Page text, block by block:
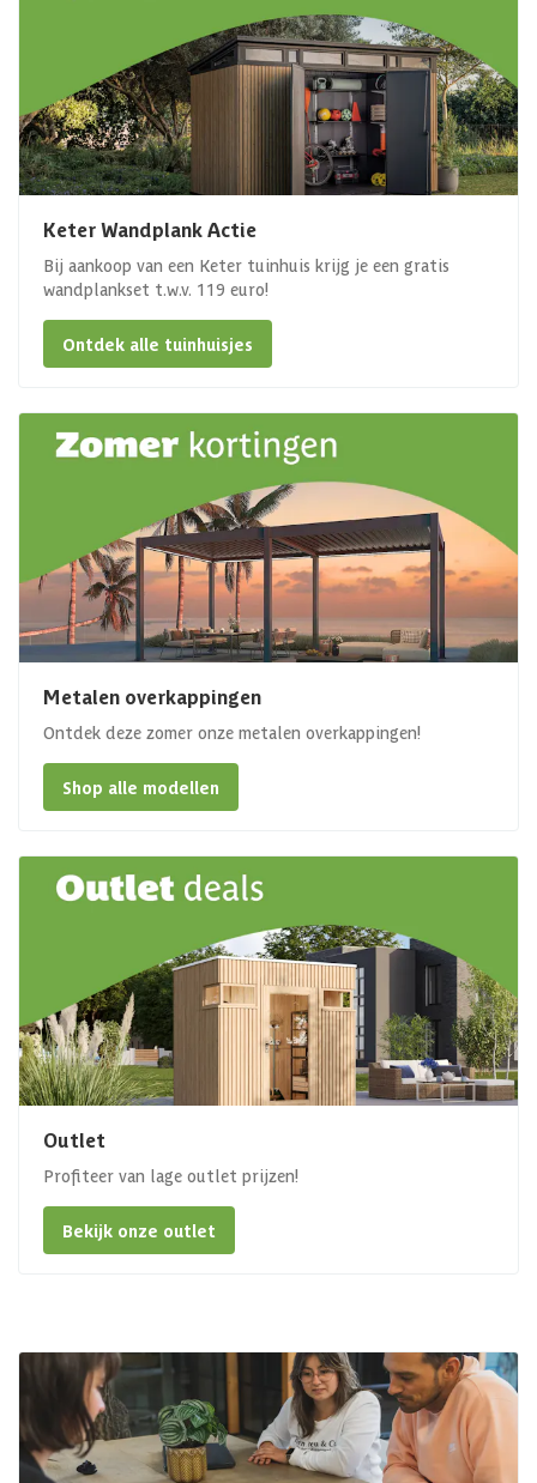
Keter Wandplank Actie
Bij aankoop van een Keter tuinhuis krijg je een gratis
wandplankset t.w.v. 119 euro!
Ontdek alle tuinhuisjes
Metalen overkappingen
Ontdek deze zomer onze metalen overkappingen!
Shop alle modellen
Outlet
Profiteer van lage outlet prijzen!
Bekijk onze outlet